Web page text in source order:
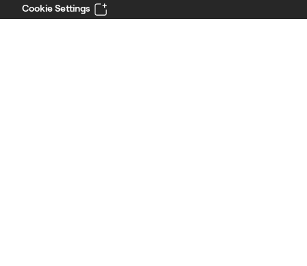
Cookie Settings